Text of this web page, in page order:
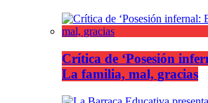
Crítica de ‘Posesión
La familia, mal, gracias